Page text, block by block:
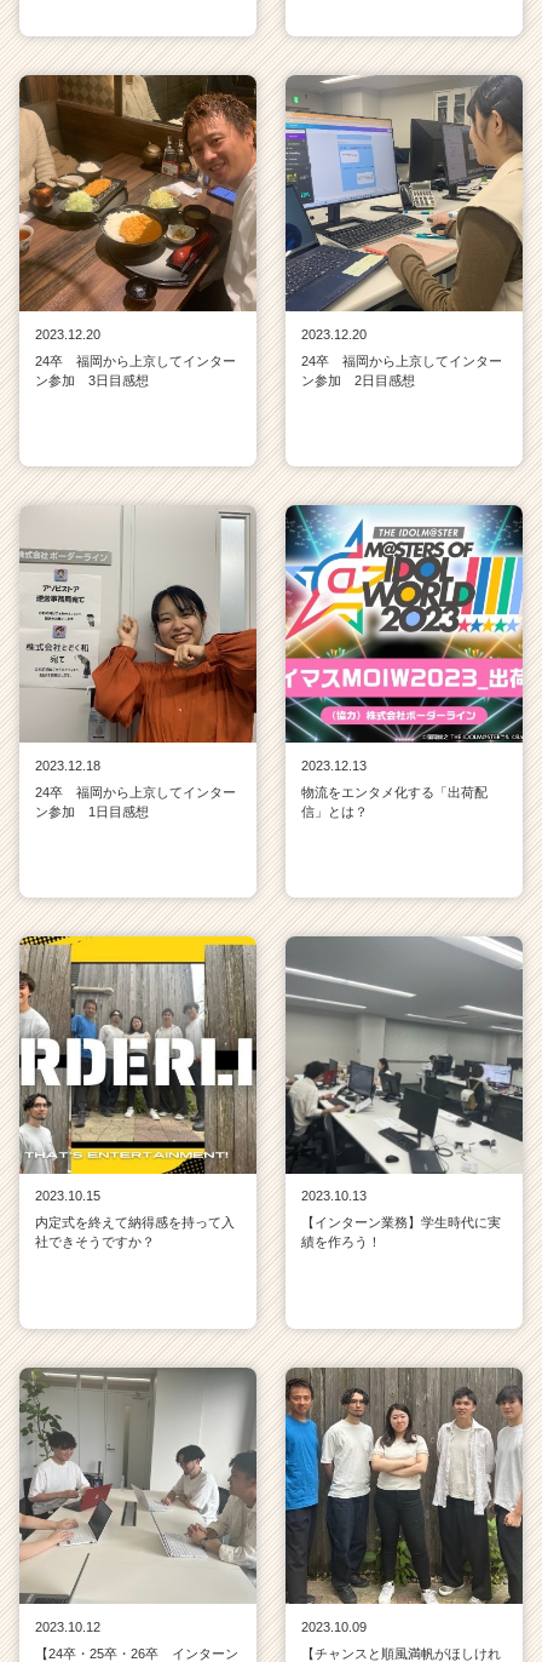
2023.12.20
24卒 福岡から上京してインター
ン参加 3日目感想
2023.12.20
24卒 福岡から上京してインター
ン参加 2日目感想
2023.12.18
24卒 福岡から上京してインター
ン参加 1日目感想
2023.12.13
物流をエンタメ化する「出荷配
信」とは？
2023.10.15
内定式を終えて納得感を持って入
社できそうですか？
2023.10.13
【インターン業務】学生時代に実
績を作ろう！
2023.10.12
【24卒・25卒・26卒 インターン
2023.10.09
【チャンスと順風満帆がほしけれ